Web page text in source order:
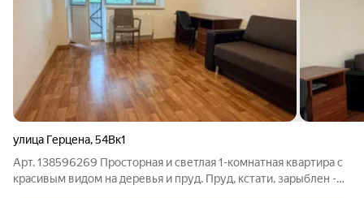
улица Герцена,54Вк1
Арт. 138596269 Просторная и светлая 1-комнатная квартира с
красивым видом на деревья и пруд. Пруд, кстати, зарыблен -